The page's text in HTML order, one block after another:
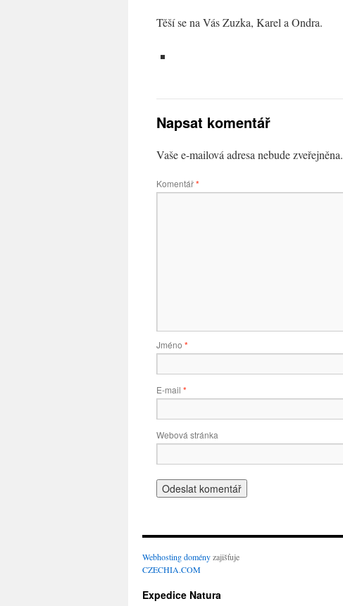
Těší se na Vás Zuzka, Karel a Ondra.
Napsat komentář
Vaše e-mailová adresa nebude zveřejněna.
Komentář*
Jméno *
E-mail *
Webová stránka
Webhostingdoményzajišťuje
CZECHIA.COM
Expedice Natura